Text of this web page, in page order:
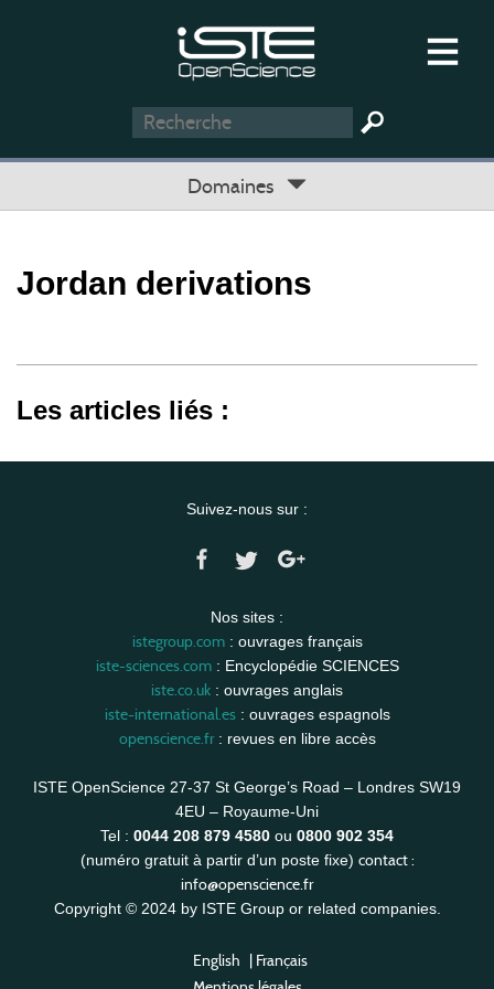
Domaines
Jordan derivations
Les articles liés :
Suivez-nous sur :
Nos sites :
istegroup.com: ouvrages français
iste-sciences.com: Encyclopédie SCIENCES
iste.co.uk : ouvrages anglais
iste-international.es: ouvrages espagnols
openscience.fr: revues en libre accès
ISTE OpenScience 27-37 St George’s Road – Londres SW19
4EU – Royaume-Uni
Tel : 0044 208 879 4580 ou 0800 902 354
(numéro gratuit à partir d’un poste fixe) contact :
info@openscience.fr
Copyright © 2024 by ISTE Group or related companies.
English | Français